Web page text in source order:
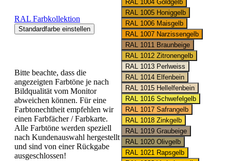
RAL Farbkollektion
Standardfarbe einstellen
Bitte beachte, dass die
angezeigten Farbtöne je nach
Bildqualität vom Monitor
abweichen können. Für eine
Farbtonechtheit empfehlen wir
einen Farbfächer / Farbkarte.
Alle Farbtöne werden speziell
nach Kundenauswahl hergestellt
und sind von einer Rückgabe
ausgeschlossen!